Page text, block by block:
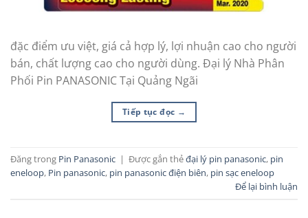
đặc điểm ưu việt, giá cả hợp lý, lợi nhuận cao cho người
bán, chất lượng cao cho người dùng. Đại lý Nhà Phân
Phối Pin PANASONIC Tại Quảng Ngãi
Tiếp tục đọc →
Đăng trong Pin Panasonic | Được gắn thẻđại lý pin panasonic, pin
eneloop, Pin panasonic, pin panasonic điện biên, pin sạc eneloop
Để lại bình luận